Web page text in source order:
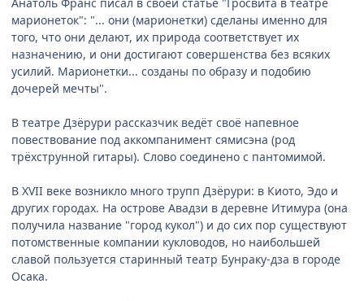
марионеток": "... они (марионетки) сделаны именно для
того, что они делают, их природа соответствует их
назначению, и они достигают совершенства без всяких
усилий. Марионетки... созданы по образу и подобию
дочерей мечты".
В театре Дзёрури рассказчик ведёт своё напевное
повествование под аккомпанимент сямисэна (род
трёхструнной гитары). Слово соединено с пантомимой.
В XVII веке возникло много трупп Дзёрури: в Киото, Эдо и
других городах. На острове Авадзи в деревне Итимура (она
получила название "город кукол") и до сих пор существуют
потомственные компании кукловодов, но наибольшей
славой пользуется старинный театр Бунраку-дза в городе
Осака.